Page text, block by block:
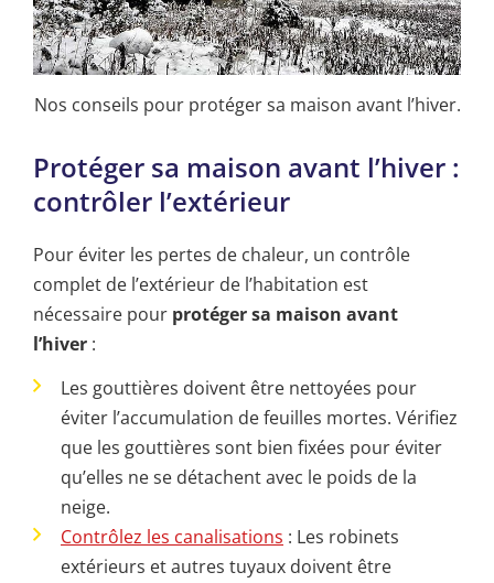
Nos conseils pour protéger sa maison avant l’hiver.
Protéger sa maison avant l’hiver :
contrôler l’extérieur
Pour éviter les pertes de chaleur, un contrôle
complet de l’extérieur de l’habitation est
nécessaire pour protéger sa maison avant
l’hiver :
Les gouttières doivent être nettoyées pour
éviter l’accumulation de feuilles mortes. Vérifiez
que les gouttières sont bien fixées pour éviter
qu’elles ne se détachent avec le poids de la
neige.
Contrôlez les canalisations : Les robinets
extérieurs et autres tuyaux doivent être